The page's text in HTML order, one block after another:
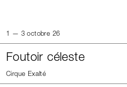
1 — 3 octobre 26
Foutoir céleste
Cirque Exalté